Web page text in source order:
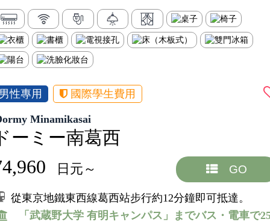
性專用 國際學生費用
Minamikasai
ーミー南葛西
日元～ GO
從東京地鐵東西線葛西站步行約12分鐘即可抵達。
「武蔵野大学 有明キャンパス」までバス・電車で